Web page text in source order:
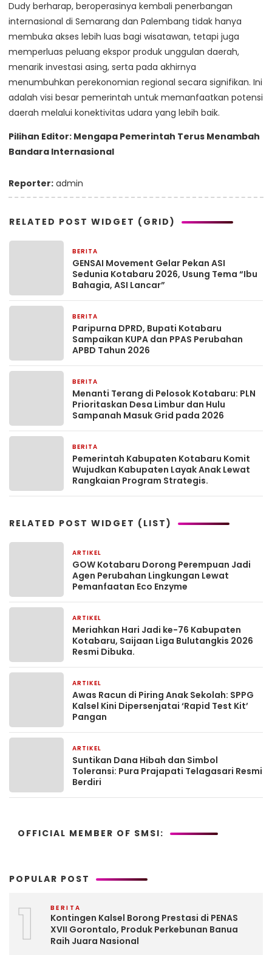
Dudy berharap, beroperasinya kembali penerbangan
internasional di Semarang dan Palembang tidak hanya
membuka akses lebih luas bagi wisatawan, tetapi juga
memperluas peluang ekspor produk unggulan daerah,
menarik investasi asing, serta pada akhirnya
menumbuhkan perekonomian regional secara signifikan. Ini
adalah visi besar pemerintah untuk memanfaatkan potensi
daerah melalui konektivitas udara yang lebih baik.
Pilihan Editor: Mengapa Pemerintah Terus Menambah
Bandara Internasional
Reporter: admin
RELATED POST WIDGET (GRID)
BERITA
GENSAI Movement Gelar Pekan ASI
Sedunia Kotabaru 2026, Usung Tema “Ibu
Bahagia, ASI Lancar”
BERITA
Paripurna DPRD, Bupati Kotabaru
Sampaikan KUPA dan PPAS Perubahan
APBD Tahun 2026
BERITA
Menanti Terang di Pelosok Kotabaru: PLN
Prioritaskan Desa Limbur dan Hulu
Sampanah Masuk Grid pada 2026
BERITA
Pemerintah Kabupaten Kotabaru Komit
Wujudkan Kabupaten Layak Anak Lewat
Rangkaian Program Strategis.
RELATED POST WIDGET (LIST)
ARTIKEL
GOW Kotabaru Dorong Perempuan Jadi
Agen Perubahan Lingkungan Lewat
Pemanfaatan Eco Enzyme
ARTIKEL
Meriahkan Hari Jadi ke-76 Kabupaten
Kotabaru, Saijaan Liga Bulutangkis 2026
Resmi Dibuka.
ARTIKEL
Awas Racun di Piring Anak Sekolah: SPPG
Kalsel Kini Dipersenjatai ‘Rapid Test Kit’
Pangan
ARTIKEL
Suntikan Dana Hibah dan Simbol
Toleransi: Pura Prajapati Telagasari Resmi
Berdiri
OFFICIAL MEMBER OF SMSI:
POPULAR POST
1 BERITA
Kontingen Kalsel Borong Prestasi di PENAS
XVII Gorontalo, Produk Perkebunan Banua
Raih Juara Nasional